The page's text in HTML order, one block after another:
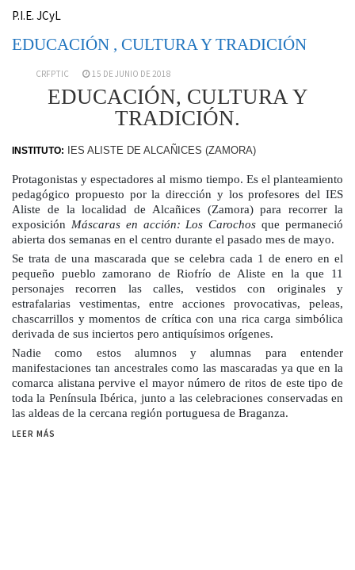
P.I.E. JCyL
EDUCACIÓN , CULTURA Y TRADICIÓN
CRFPTIC 15 DE JUNIO DE 2018
EDUCACIÓN, CULTURA Y
TRADICIÓN.
INSTITUTO: IES ALISTE DE ALCAÑICES (ZAMORA)
Protagonistas y espectadores al mismo tiempo. Es el planteamiento
pedagógico propuesto por la dirección y los profesores del IES
Aliste de la localidad de Alcañices (Zamora) para recorrer la
exposición Máscaras en acción: Los Carochos que permaneció
abierta dos semanas en el centro durante el pasado mes de mayo.
Se trata de una mascarada que se celebra cada 1 de enero en el
pequeño pueblo zamorano de Riofrío de Aliste en la que 11
personajes recorren las calles, vestidos con originales y
estrafalarias vestimentas, entre acciones provocativas, peleas,
chascarrillos y momentos de crítica con una rica carga simbólica
derivada de sus inciertos pero antiquísimos orígenes.
Nadie como estos alumnos y alumnas para entender
manifestaciones tan ancestrales como las mascaradas ya que en la
comarca alistana pervive el mayor número de ritos de este tipo de
toda la Península Ibérica, junto a las celebraciones conservadas en
las aldeas de la cercana región portuguesa de Braganza.
LEER MÁS